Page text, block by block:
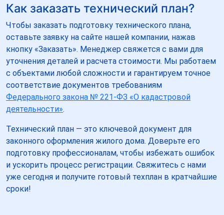
Как заказать технический план?
Чтобы заказать подготовку технического плана,
оставьте заявку на сайте нашей компании, нажав
кнопку «Заказать». Менеджер свяжется с вами для
уточнения деталей и расчета стоимости. Мы работаем
с объектами любой сложности и гарантируем точное
соответствие документов требованиям
Федерального закона № 221-ФЗ «О кадастровой
деятельности».
Технический план — это ключевой документ для
законного оформления жилого дома. Доверьте его
подготовку профессионалам, чтобы избежать ошибок
и ускорить процесс регистрации. Свяжитесь с нами
уже сегодня и получите готовый техплан в кратчайшие
сроки!